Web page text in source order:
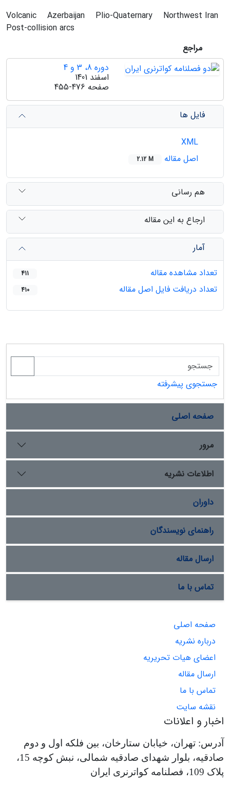
Volcanic Azerbaijan Plio-Quaternary
Northwest Iran
Post-collision arcs
مراجع
دوره 8، 3 و 4
اسفند 1401
صفحه 455-476
فایل ها
اصل مقاله
2.12 M
هم رسانی
ارجاع به این مقاله
آمار
تعداد مشاهده مقاله
411
تعداد دریافت فایل اصل مقاله 410
جستجوی پیشرفته
صفحه اصلی
مرور
اطلاعات نشریه
داوران
راهنمای نویسندگان
ارسال مقاله
تماس با ما
صفحه اصلی
درباره نشریه
اعضای هیات تحریریه
ارسال مقاله
تماس با ما
نقشه سایت
اخبار و اعلانات
آدرس: تهران، خیابان ستارخان، بین فلکه اول و دوم
صادقیه، بلوار شهدای صادقیه شمالی، نبش کوچه 15،
پلاک 109، فصلنامه کواترنری ایران